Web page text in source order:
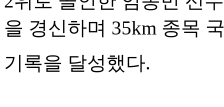
을 경신하며 35km 종목
기록을 달성했다.